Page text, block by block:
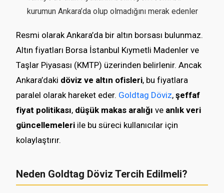
kurumun Ankara’da olup olmadığını merak edenler
Resmi olarak Ankara’da bir altın borsası bulunmaz.
Altın fiyatları Borsa İstanbul Kıymetli Madenler ve
Taşlar Piyasası (KMTP) üzerinden belirlenir. Ancak
Ankara’daki döviz ve altın ofisleri, bu fiyatlara
paralel olarak hareket eder. Goldtag Döviz, şeffaf
fiyat politikası, düşük makas aralığı ve anlık veri
güncellemeleri ile bu süreci kullanıcılar için
kolaylaştırır.
Neden Goldtag Döviz Tercih Edilmeli?